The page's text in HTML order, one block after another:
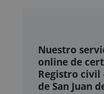
Nuestro
online de
Registro civil
de San Juan